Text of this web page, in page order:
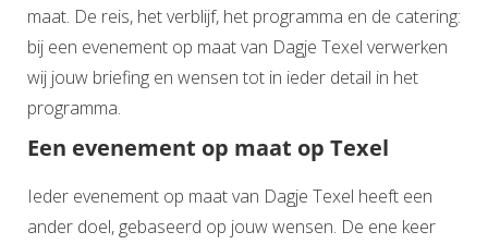
maat. De reis, het verblijf, het programma en de catering:
bij een evenement op maat van Dagje Texel verwerken
wij jouw briefing en wensen tot in ieder detail in het
programma.
Een evenement op maat op Texel
Ieder evenement op maat van Dagje Texel heeft een
ander doel, gebaseerd op jouw wensen. De ene keer